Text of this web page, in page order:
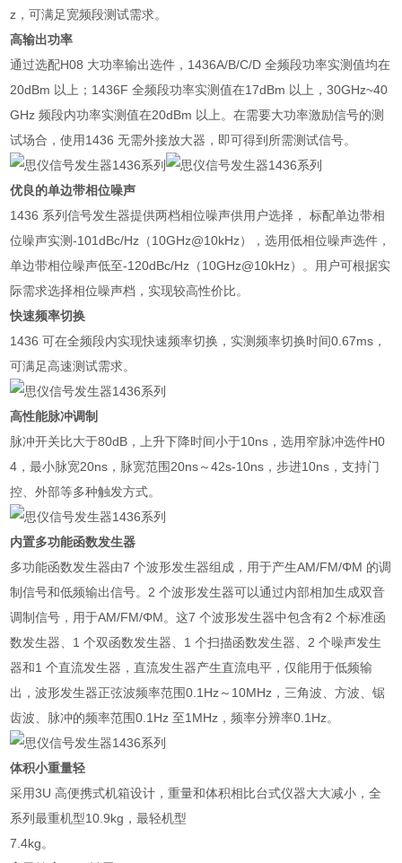
z，可满足宽频段测试需求。
高输出功率
通过选配H08 大功率输出选件，1436A/B/C/D 全频段功率实测值均在
20dBm 以上；1436F 全频段功率实测值在17dBm 以上，30GHz~40
GHz 频段内功率实测值在20dBm 以上。在需要大功率激励信号的测
试场合，使用1436 无需外接放大器，即可得到所需测试信号。
优良的单边带相位噪声
1436 系列信号发生器提供两档相位噪声供用户选择， 标配单边带相
位噪声实测-101dBc/Hz（10GHz@10kHz），选用低相位噪声选件，
单边带相位噪声低至-120dBc/Hz（10GHz@10kHz）。用户可根据实
际需求选择相位噪声档，实现较高性价比。
快速频率切换
1436 可在全频段内实现快速频率切换，实测频率切换时间0.67ms，
可满足高速测试需求。
高性能脉冲调制
脉冲开关比大于80dB，上升下降时间小于10ns，选用窄脉冲选件H0
4，最小脉宽20ns，脉宽范围20ns～42s-10ns，步进10ns，支持门
控、外部等多种触发方式。
内置多功能函数发生器
多功能函数发生器由7 个波形发生器组成，用于产生AM/FM/ΦM 的调
制信号和低频输出信号。2 个波形发生器可以通过内部相加生成双音
调制信号，用于AM/FM/ΦM。这7 个波形发生器中包含有2 个标准函
数发生器、1 个双函数发生器、1 个扫描函数发生器、2 个噪声发生
器和1 个直流发生器，直流发生器产生直流电平，仅能用于低频输
出，波形发生器正弦波频率范围0.1Hz～10MHz，三角波、方波、锯
齿波、脉冲的频率范围0.1Hz 至1MHz，频率分辨率0.1Hz。
体积小重量轻
采用3U 高便携式机箱设计，重量和体积相比台式仪器大大减小，全
系列最重机型10.9kg，最轻机型
7.4kg。